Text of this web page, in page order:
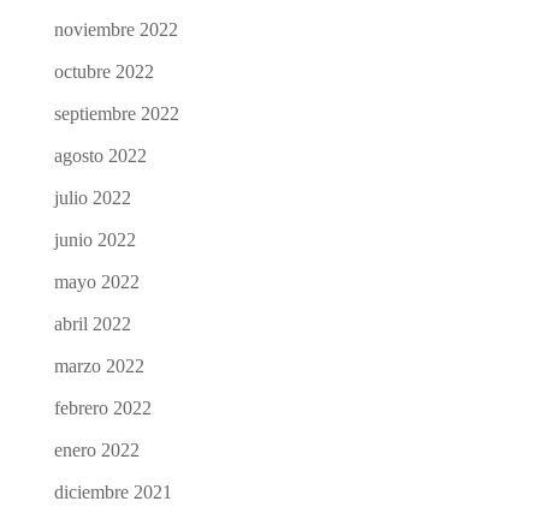
noviembre 2022
octubre 2022
septiembre 2022
agosto 2022
julio 2022
junio 2022
mayo 2022
abril 2022
marzo 2022
febrero 2022
enero 2022
diciembre 2021